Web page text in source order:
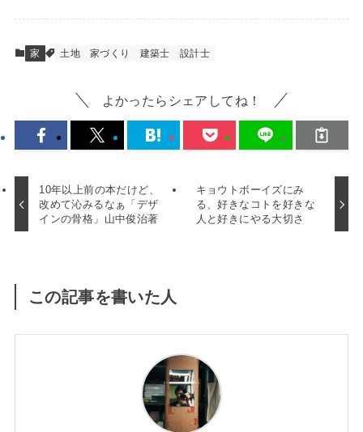
家 土地 家づくり 建築士 設計士
よかったらシェアしてね！
10年以上前の本だけど、
改めて沁みるなぁ「デザ
インの骨格」山中俊治著
キョウトボーイズにみ
る、好きなコトを好きな
人と好きにやる大切さ
この記事を書いた人